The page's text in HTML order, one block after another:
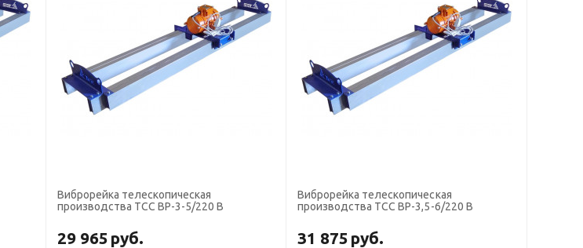
Виброрейка телескопическая
производства ТСС ВР-3-5/220 В
29 965 руб.
Виброрейка телескопическая
производства ТСС ВР-3,5-6/220 В
31 875 руб.